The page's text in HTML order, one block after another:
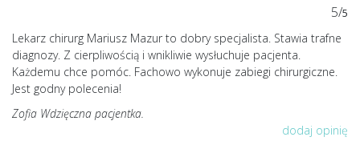
5/5
Lekarz chirurg Mariusz Mazur to dobry specjalista. Stawia trafne
diagnozy. Z cierpliwością i wnikliwie wysłuchuje pacjenta.
Każdemu chce pomóc. Fachowo wykonuje zabiegi chirurgiczne.
Jest godny polecenia!
Zofia Wdzięczna pacjentka.
dodaj opinię